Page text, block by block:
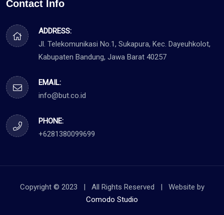
Contact Info
ADDRESS:
Jl. Telekomunikasi No.1, Sukapura, Kec. Dayeuhkolot,
Kabupaten Bandung, Jawa Barat 40257
EMAIL:
info@but.co.id
PHONE:
+6281380099699
Copyright © 2023 | All Rights Reserved | Website by
Comodo Studio